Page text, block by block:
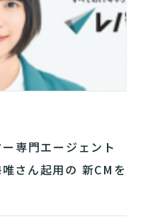
専門エージェント​​
さん起用の 新CMを